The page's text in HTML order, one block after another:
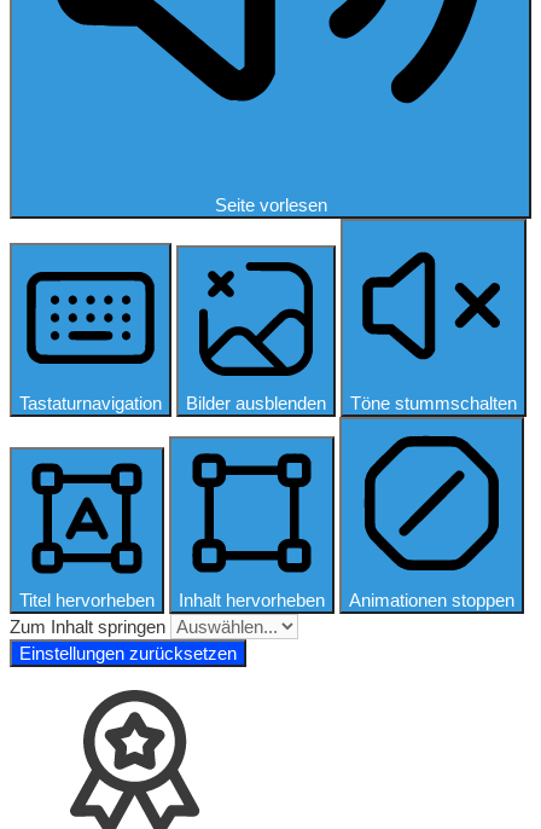
Seite vorlesen
Tastaturnavigation Bilder ausblenden Töne stummschalten
Titel hervorheben Inhalt hervorheben
Animationen stoppen
Zum Inhalt springen
Einstellungen zurücksetzen